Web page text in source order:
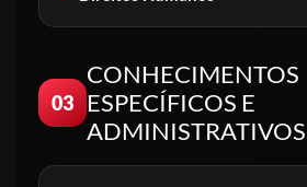
03
CONHECIMENTOS
ESPECÍFICOS E
ADMINISTRATIVOS